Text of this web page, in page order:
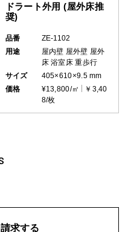
ドラート外用 (屋外床推
奨)
品番
ZE-1102
用途
屋内壁 屋外壁 屋外
床 浴室床 重歩行
サイズ
405×610×9.5 mm
価格
¥13,800/㎡
￥3,40
8/枚
求する